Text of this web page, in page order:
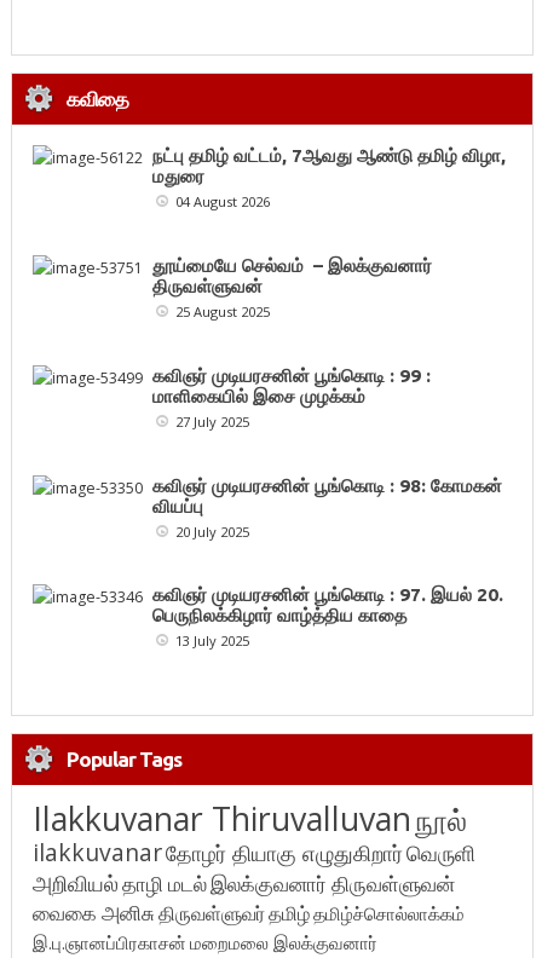
கவிதை
நட்பு தமிழ் வட்டம், 7ஆவது ஆண்டு தமிழ் விழா,
மதுரை
04 August 2026
தூய்மையே செல்வம் – இலக்குவனார்
திருவள்ளுவன்
25 August 2025
கவிஞர் முடியரசனின் பூங்கொடி : 99 :
மாளிகையில் இசை முழக்கம்
27 July 2025
கவிஞர் முடியரசனின் பூங்கொடி : 98: கோமகன்
வியப்பு
20 July 2025
கவிஞர் முடியரசனின் பூங்கொடி : 97. இயல் 20.
பெருநிலக்கிழார் வாழ்த்திய காதை
13 July 2025
Popular Tags
Ilakkuvanar Thiruvalluvanநூல்
ilakkuvanarதோழர் தியாகு எழுதுகிறார்வெருளி
அறிவியல்தாழி மடல்இலக்குவனார் திருவள்ளுவன்
வைகை அனிசுதிருவள்ளுவர்தமிழ்தமிழ்ச்சொல்லாக்கம்
இ.பு.ஞானப்பிரகாசன் மறைமலை இலக்குவனார்